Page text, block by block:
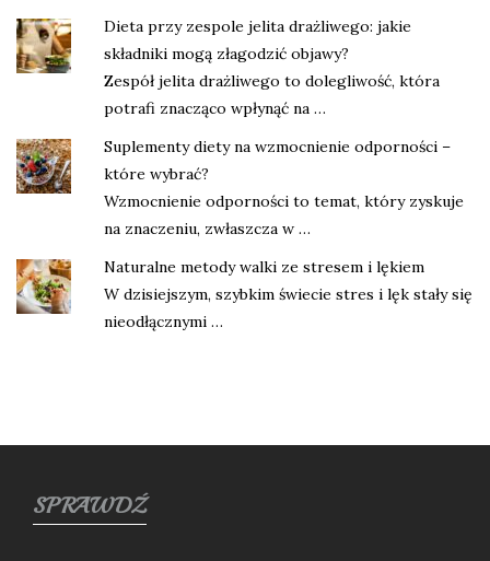
Dieta przy zespole jelita drażliwego: jakie
składniki mogą złagodzić objawy?
Zespół jelita drażliwego to dolegliwość, która
potrafi znacząco wpłynąć na …
Suplementy diety na wzmocnienie odporności –
które wybrać?
Wzmocnienie odporności to temat, który zyskuje
na znaczeniu, zwłaszcza w …
Naturalne metody walki ze stresem i lękiem
W dzisiejszym, szybkim świecie stres i lęk stały się
nieodłącznymi …
SPRAWDŹ